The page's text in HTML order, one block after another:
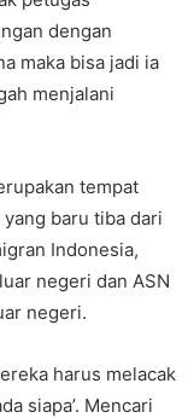
dengan
maka bisa jadi ia
menjalani
tempat
baru tiba dari
Indonesia,
negeri dan ASN
negeri.
harus melacak
siapa’. Mencari